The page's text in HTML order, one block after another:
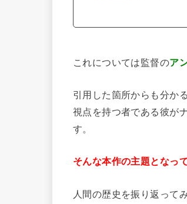
これについては監督のア
引用した箇所からも分か
視点を持つ者である彼が
す。
そんな本作の主題となっ
人間の歴史を振り返って